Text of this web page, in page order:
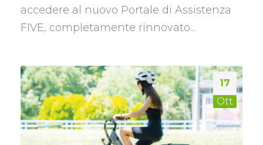
accedere al nuovo Portale di Assistenza
FIVE, completamente rinnovato...
17
Ott